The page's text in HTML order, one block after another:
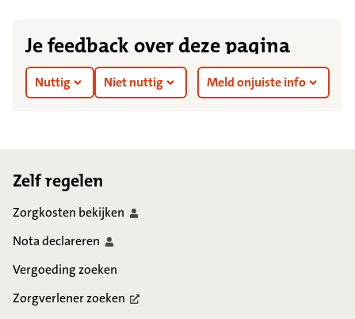
Je feedback over deze pagina
Nuttig Niet nuttig Meld onjuiste info
Zelf regelen
Zorgkosten bekijken
Notadeclareren
Vergoeding zoeken
Zorgverlenerzoeken